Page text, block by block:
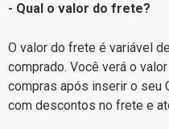
- Qual o valor do frete?
O valor do frete é variável
comprado. Você verá o
compras após inserir o seu
com descontos no frete e